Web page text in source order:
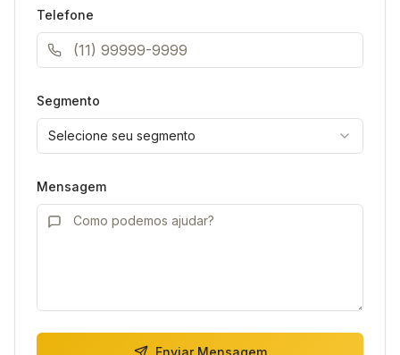
Telefone
Segmento
Selecione seu segmento
Mensagem
Enviar Mensagem